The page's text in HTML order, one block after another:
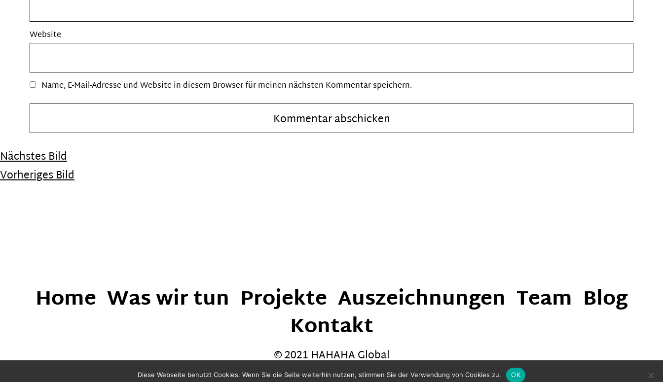
Website
Name, E-Mail-Adresse und Website in diesem Browser für meinen nächsten Kommentar speichern.
Nächstes Bild
Vorheriges Bild
Home Was wir tun Projekte Auszeichnungen Team Blog
Kontakt
© 2021 HAHAHA Global
Diese Webseite benutzt Cookies. Wenn Sie die Seite weiterhin nutzen, stimmen Sie der Verwendung von Cookies zu. OK